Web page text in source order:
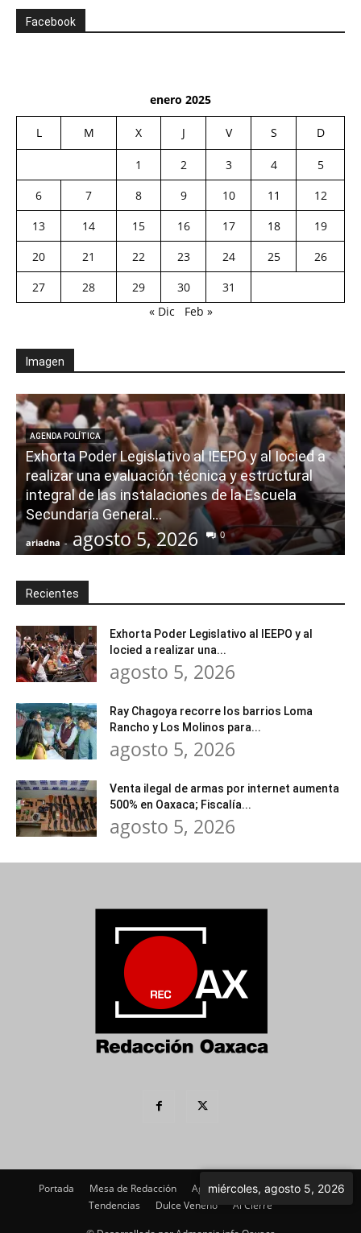
Facebook
enero 2025
L M X J V S D
1 2 3 4
5
6
7 8 9 10 11
12
13
14 15 16 17 18
19
20
21 22 23 24 25
26
27
28 29 30
31
« Dic
Feb »
Imagen
AGENDA POLÍTICA
Exhorta Poder Legislativo al IEEPO y al Iocied a
realizar una evaluación técnica y estructural
integral de las instalaciones de la Escuela
Secundaria General...
ariadna - agosto 5, 2026 0
Recientes
Exhorta Poder Legislativo al IEEPO y al
Iocied a realizar una...
agosto 5, 2026
Ray Chagoya recorre los barrios Loma
Rancho y Los Molinos para...
agosto 5, 2026
Venta ilegal de armas por internet aumenta
500% en Oaxaca; Fiscalía...
agosto 5, 2026
Portada Mesa de Redacción Agenda Política
Imagen
Tendencias
Dulce Veneno Al Cierre
miércoles, agosto 5, 2026